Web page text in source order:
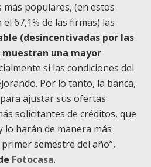
populares, (en estos
67,1% de las firmas) las
(desincentivadas por las
muestran una mayor
si las condiciones del
Por lo tanto, la banca,
ajustar sus ofertas
solicitantes de créditos, que
lo harán de manera más
semestre del año”,
Fotocasa.